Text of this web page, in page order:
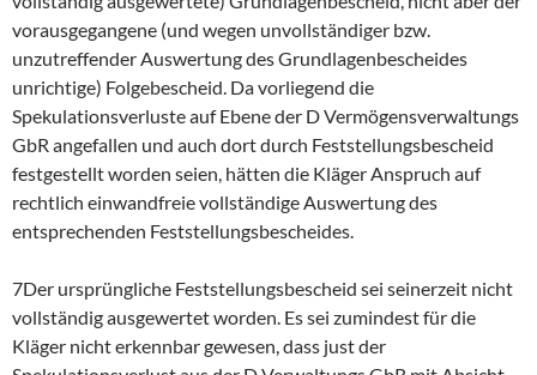
vorausgegangene (und wegen unvollständiger bzw.
unzutreffender Auswertung des Grundlagenbescheides
unrichtige) Folgebescheid. Da vorliegend die
Spekulationsverluste auf Ebene der D Vermögensverwaltungs
GbR angefallen und auch dort durch Feststellungsbescheid
festgestellt worden seien, hätten die Kläger Anspruch auf
rechtlich einwandfreie vollständige Auswertung des
entsprechenden Feststellungsbescheides.
7Der ursprüngliche Feststellungsbescheid sei seinerzeit nicht
vollständig ausgewertet worden. Es sei zumindest für die
Kläger nicht erkennbar gewesen, dass just der